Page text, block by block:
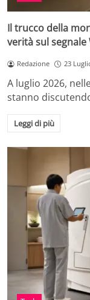
Il trucco della
verità sul segnale
Redazione 23
A luglio 2026,
stanno
Leggi di più